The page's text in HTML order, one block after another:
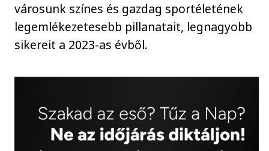
városunk színes és gazdag sportéletének
legemlékezetesebb pillanatait, legnagyobb
sikereit a 2023-as évből.